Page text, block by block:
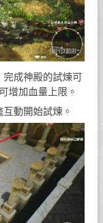
完成神殿的試煉可
增加血量上限。
動開始試煉。